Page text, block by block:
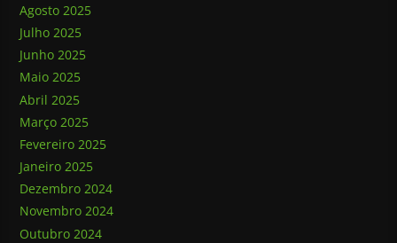
Agosto 2025
Julho 2025
Junho 2025
Maio 2025
Abril 2025
Março 2025
Fevereiro 2025
Janeiro 2025
Dezembro 2024
Novembro 2024
Outubro 2024